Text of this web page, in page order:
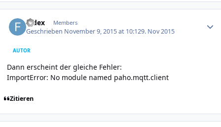
fedex Members
Geschrieben November 9, 2015 at 10:129. Nov 2015
AUTOR
Dann erscheint der gleiche Fehler:
ImportError: No module named paho.mqtt.client
Zitieren